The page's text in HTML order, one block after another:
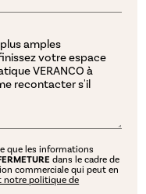
que les informations
dans le cadre de
commerciale qui peut en
notre politique de